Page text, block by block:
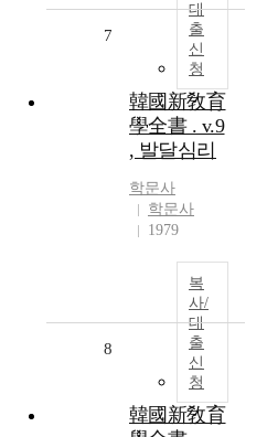
대
출
신
청
7
韓國新敎育
學全書 . v.9
, 발달심리
학문사
학문사
1979
복
사/
대
출
신
청
8
韓國新敎育